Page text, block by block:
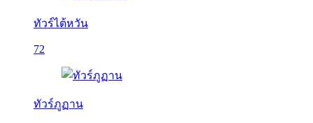
ทัวร์ไต้หวัน
72
ทัวร์ภูฏาน